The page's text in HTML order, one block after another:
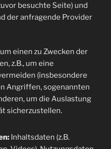
besuchte Seite) und
der anfragende Provider
einen zu Zwecken der
z.B., um eine
(insbesondere
Angriffen, sogenannten
um die Auslastung
sicherzustellen.
Inhaltsdaten (z.B.